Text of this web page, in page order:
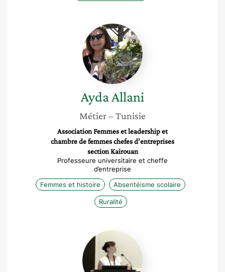
Ayda
Allani
AydaAllani
Métier– Tunisie
Association Femmes et leadership et
chambre de femmes chefes d’entreprises
section Kairouan
Professeure universitaire et cheffe
d’entreprise
Femmes et histoire
Absentéisme scolaire
Ruralité
Marie
Gallé-
tessonneau